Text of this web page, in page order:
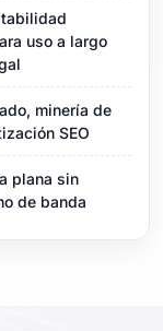
uso a largo
minería de
SEO
plana sin
de banda